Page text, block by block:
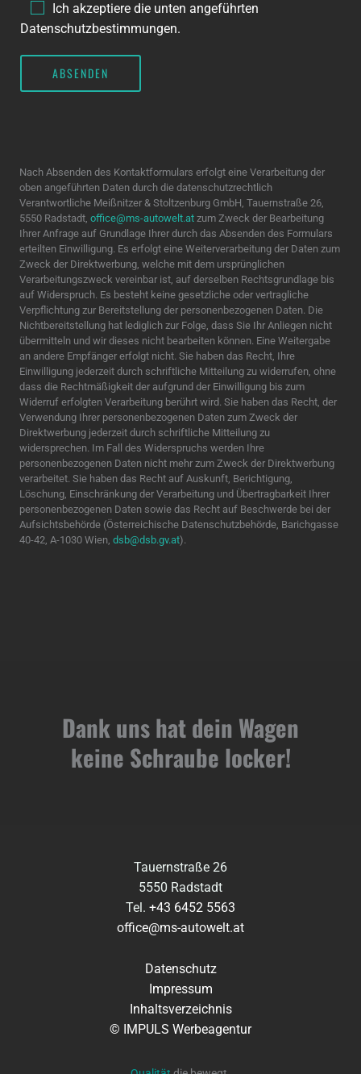
Ich akzeptiere die unten angeführten
Datenschutzbestimmungen.
ABSENDEN
Nach Absenden des Kontaktformulars erfolgt eine Verarbeitung der
oben angeführten Daten durch die datenschutzrechtlich
Verantwortliche Meißnitzer & Stoltzenburg GmbH, Tauernstraße 26,
5550 Radstadt, office@ms-autowelt.at zum Zweck der Bearbeitung
Ihrer Anfrage auf Grundlage Ihrer durch das Absenden des Formulars
erteilten Einwilligung. Es erfolgt eine Weiterverarbeitung der Daten zum
Zweck der Direktwerbung, welche mit dem ursprünglichen
Verarbeitungszweck vereinbar ist, auf derselben Rec­htsgrundlage bis
auf Widerspruch. Es besteht keine gesetzliche oder vertragliche
Verpflichtung zur Bereitstellung der personenbezogenen Daten. Die
Nichtbereitstellung hat lediglich zur Folge, dass Sie Ihr Anliegen nicht
übermitteln und wir dieses nicht bearbeiten können. Eine Weitergabe
an andere Empfänger erfolgt nicht. Sie haben das Recht, Ihre
Einwilligung jederzeit durch schriftliche Mitteilung zu widerrufen, ohne
dass die Rechtmäßigkeit der aufgrund der Einwilligung bis zum
Widerruf erfolgten Verarbeitung berührt wird. Sie haben das Recht, der
Verwendung Ihrer personenbezogenen Daten zum Zweck der
Direktwerbung jederzeit durch schriftliche Mitteilung zu
widersprechen. Im Fall des Widerspruchs werden Ihre
personenbezogenen Daten nicht mehr zum Zweck der Direktwerbung
verarbeitet. Sie haben das Recht auf Auskunft, Berichtigung,
Löschung, Einschränkung der Verarbeitung und Übertragbarkeit Ihrer
personenbezogenen Daten sowie das Recht auf Beschwerde bei der
Aufsichtsbehörde (Österreichische Datenschutzbehörde, Barichgasse
40-42, A-1030 Wien, dsb@dsb.gv.at).
Dank uns hat dein Wagen
keine Schraube locker!
Tauernstraße 26
5550 Radstadt
Tel. +43 6452 5563
office@ms-autowelt.at
Datenschutz
Impressum
Inhaltsverzeichnis
© IMPULS Werbeagentur